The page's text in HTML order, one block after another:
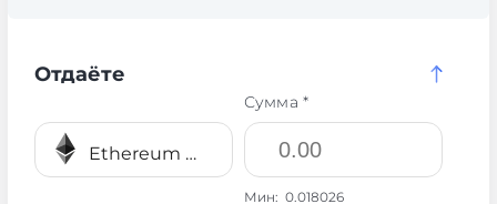
Отдаёте
Ethereum ERC20 ETH
Сумма *
Мин: 0.018026